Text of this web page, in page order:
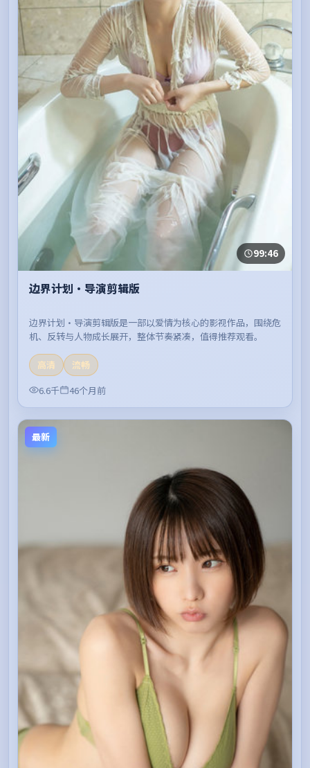
99:46
边界计划·导演剪辑版
边界计划·导演剪辑版是一部以爱情为核心的影视作品，围绕危
机、反转与人物成长展开，整体节奏紧凑，值得推荐观看。
高清
流畅
6.6千
46个月前
最新